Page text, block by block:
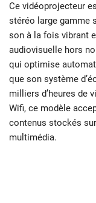
Ce vidéoprojecteur
stéréo large gamme
son à la fois vibrant
audiovisuelle hors
qui optimise
que son système
milliers d’heures de
Wifi, ce modèle
contenus stockés
multimédia.